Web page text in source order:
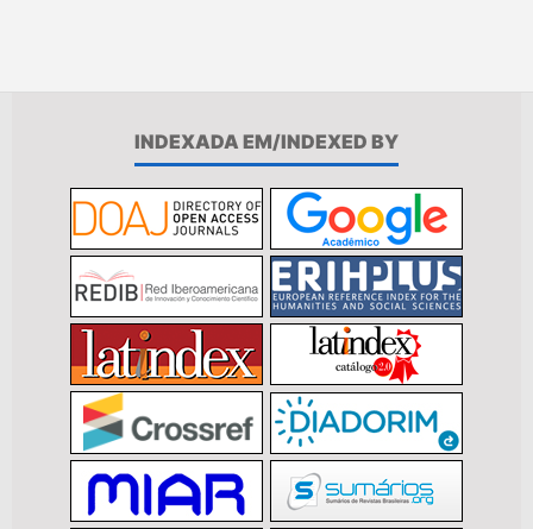
INDEXADA EM/INDEXED BY